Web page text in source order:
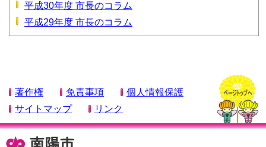
平成30年度 市長のコラム
平成29年度 市長のコラム
著作権 免責事項
個人情報保護
サイトマップ
リンク